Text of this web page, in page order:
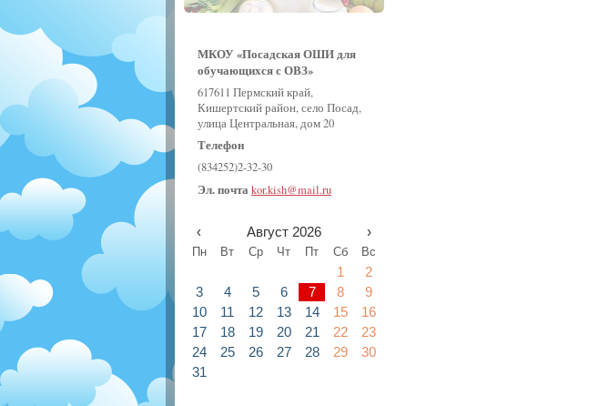
МКОУ «Посадская ОШИ для
обучающихся с ОВЗ»
617611 Пермский край,
Кишертский район, село Посад,
улица Центральная, дом 20
Телефон
(834252)2-32-30
Эл. почта kor.kish@mail.ru
‹ Август 2026 ›
Пн Вт Ср Чт Пт Сб Вс
1
2
3
4 5 6 7 8
9
10
11 12 13 14 15
16
17
18 19 20 21 22
23
24
25 26 27 28 29
30
31